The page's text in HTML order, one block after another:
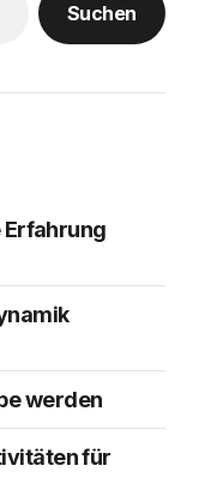
Suchen
Erfahrung
werden
für